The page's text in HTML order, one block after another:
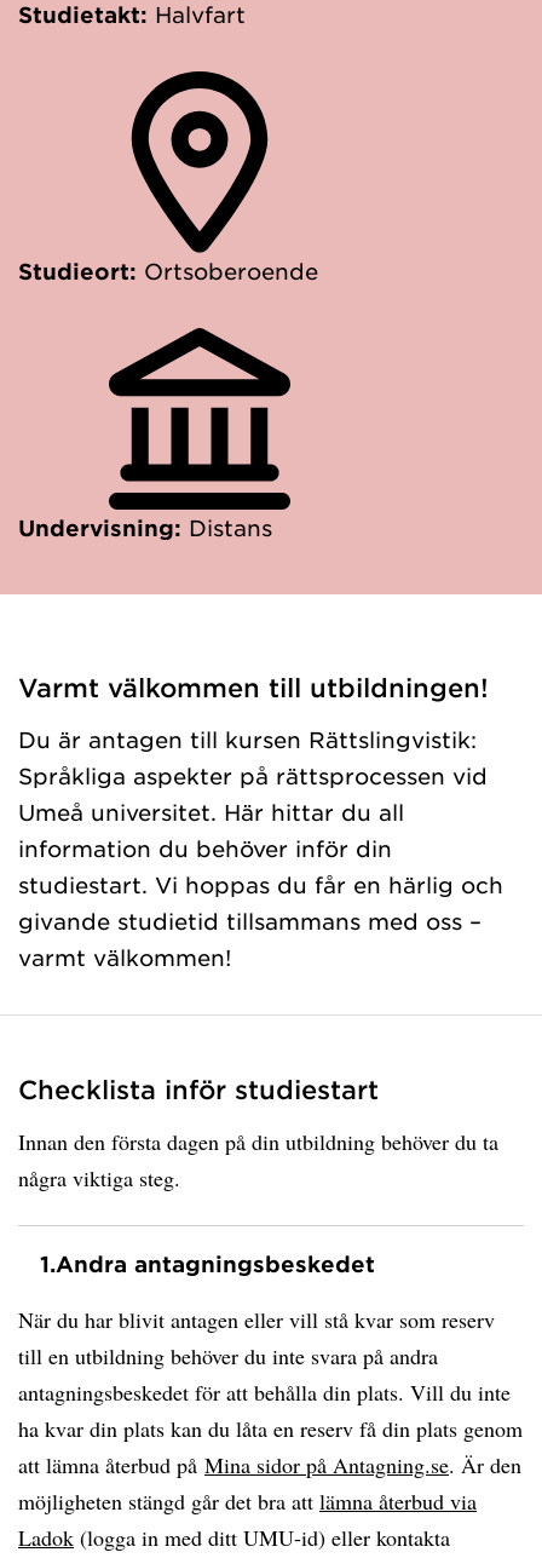
Studietakt: Halvfart
Studieort: Ortsoberoende
Undervisning: Distans
Varmt välkommen till utbildningen!
Du är antagen till kursen Rättslingvistik:
Språkliga aspekter på rättsprocessen vid
Umeå universitet. Här hittar du all
information du behöver inför din
studiestart. Vi hoppas du får en härlig och
givande studietid tillsammans med oss –
varmt välkommen!
Checklista inför studiestart
Innan den första dagen på din utbildning behöver du ta
några viktiga steg.
1.Andra antagningsbeskedet
När du har blivit antagen eller vill stå kvar som reserv
till en utbildning behöver du inte svara på andra
antagningsbeskedet för att behålla din plats. Vill du inte
ha kvar din plats kan du låta en reserv få din plats genom
att lämna återbud på Mina sidor på Antagning.se. Är den
möjligheten stängd går det bra att lämna återbud via
Ladok (logga in med ditt UMU-id) eller kontakta